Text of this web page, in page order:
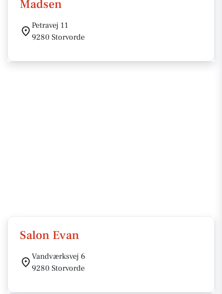
Madsen
Petravej 11
9280 Storvorde
Salon Evan
Vandværksvej 6
9280 Storvorde